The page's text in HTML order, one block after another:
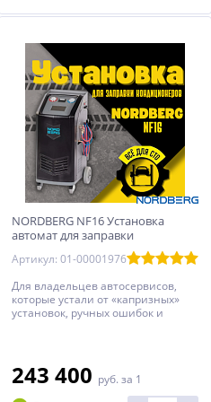
NORDBERG NF16 Установка
автомат для заправки
автомобильных кондиционеров
с принтером
Артикул: 01-00001976
Для владельцев автосервисов,
которые устали от «капризных»
установок, ручных ошибок и
заправки и теста герметичности.
243 400 руб. за 1